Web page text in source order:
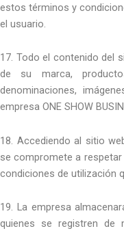
estos términos y
el usuario.
17. Todo el contenido del
de su marca,
denominaciones,
empresa ONE SHOW
18. Accediendo al sitio web
se compromete a
condiciones de utilización
19. La empresa
quienes se registren de